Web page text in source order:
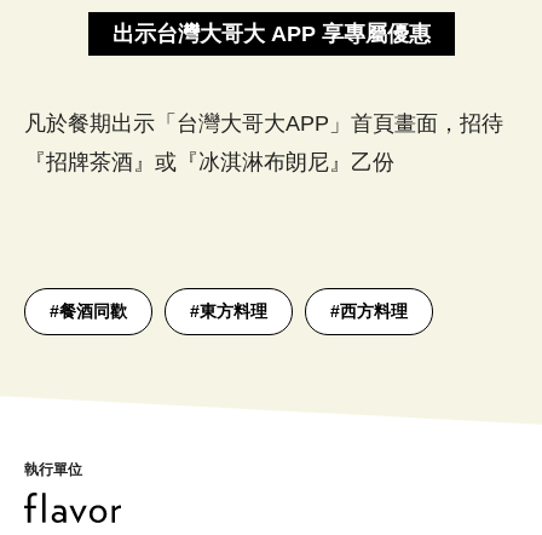
出示台灣大哥大 APP 享專屬優惠
凡於餐期出示「台灣大哥大APP」首頁畫面，招待
『招牌茶酒』或『冰淇淋布朗尼』乙份
#餐酒同歡 #東方料理 #西方料理
執行單位